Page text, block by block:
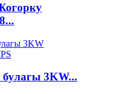
булагы 3KW...